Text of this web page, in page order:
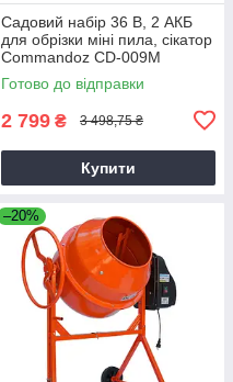
Садовий набір 36 В, 2 АКБ
для обрізки міні пила, сікатор
Commandoz CD-009M
Готово до відправки
2 799 ₴ 3 498,75 ₴
Купити
–20%